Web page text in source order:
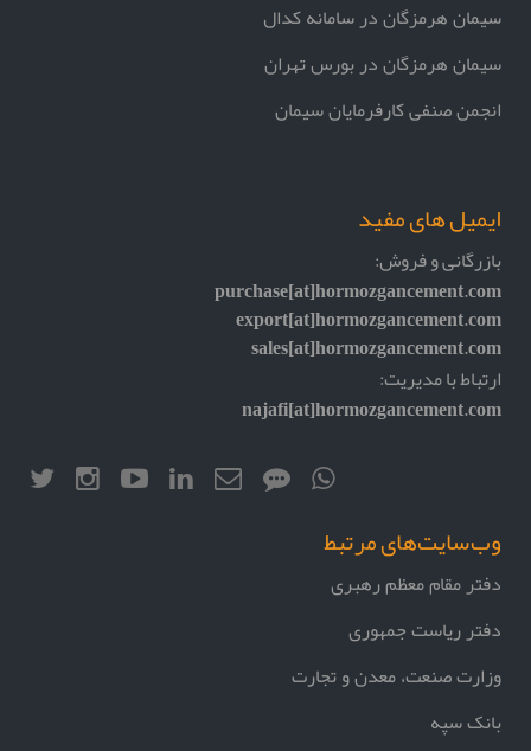
سیمان هرمزگان در سامانه کدال
سیمان هرمزگان در بورس تهران
انجمن صنفی کارفرمایان سیمان
ایمیل های مفید
بازرگانی و فروش:
purchase[at]hormozgancement.com
export[at]hormozgancement.com
sales[at]hormozgancement.com
ارتباط با مدیریت:
najafi[at]hormozgancement.com
وب‌سایت‌های مرتبط
دفتر مقام معظم رهبری
دفتر ریاست جمهوری
وزارت صنعت، معدن و تجارت
بانک سپه